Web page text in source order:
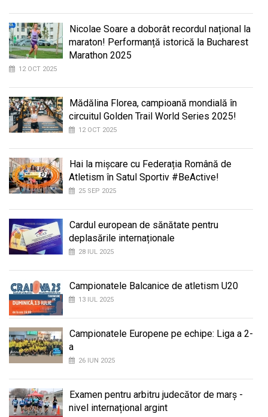
Nicolae Soare a doborât recordul național la
maraton! Performanță istorică la Bucharest
Marathon 2025
12 OCT 2025
Mădălina Florea, campioană mondială în
circuitul Golden Trail World Series 2025!
12 OCT 2025
Hai la mișcare cu Federația Română de
Atletism în Satul Sportiv #BeActive!
25 SEP 2025
Cardul european de sănătate pentru
deplasările internaționale
28 IUL 2025
Campionatele Balcanice de atletism U20
13 IUL 2025
Campionatele Europene pe echipe: Liga a 2-
a
26 IUN 2025
Examen pentru arbitru judecător de marș -
nivel internațional argint